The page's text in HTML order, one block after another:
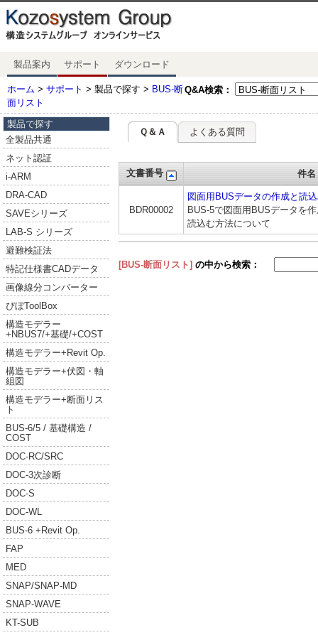
製品案内 サポート ダウンロード
Q&A検索：
ホーム > サポート > 製品で探す > BUS-断
面リスト
製品で探す
全製品共通
ネット認証
i-ARM
DRA-CAD
SAVEシリーズ
LAB-S シリーズ
避難検証法
特記仕様書CADデータ
画像線分コンバーター
ぴぼToolBox
構造モデラー
+NBUS7/+基礎/+COST
構造モデラー+Revit Op.
構造モデラー+伏図・軸
組図
構造モデラー+断面リス
ト
BUS-6/5 / 基礎構造 /
COST
DOC-RC/SRC
DOC-3次診断
DOC-S
DOC-WL
BUS-6 +Revit Op.
FAP
MED
SNAP/SNAP-MD
SNAP-WAVE
KT-SUB
Ｑ＆Ａ よくある質問
文書番号 件名
BDR00002
図面用BUSデータの作成と読
BUS-5で図面用BUSデータを
読込む方法について
[BUS-断面リスト] の中から検索：